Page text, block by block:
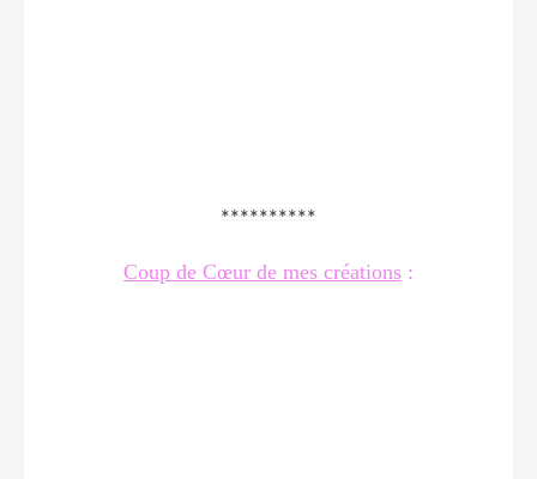
**********
Coup de Cœur de mes créations :